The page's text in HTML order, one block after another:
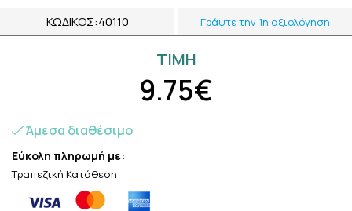
ΚΩΔΙΚΌΣ:40110 Γράψτε την 1η αξιολόγηση
ΤΙΜH
9.75€
Άμεσα διαθέσιμο
Εύκολη πληρωμή με:
Τραπεζική Κατάθεση